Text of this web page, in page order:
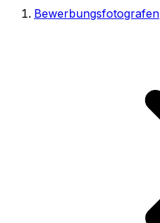
Bewerbungsfotografen